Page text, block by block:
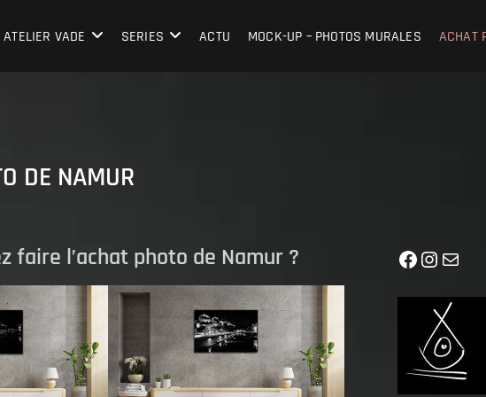
ATELIER VADE SERIES ACTU MOCK-UP – PHOTOS MURALES ACHAT
DE NAMUR
faire l’achat photo de Namur ? Facebook
Mail